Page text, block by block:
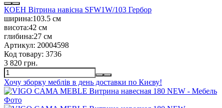
КОЕН Вітрина навісна SFW1W/103 Гербор
ширина:103.5 см
висота:42 см
глибина:27 см
Артикул: 20004598
Код товару: 3736
3 820 грн.
Хочу зборку меблів в день доставки по Києву!